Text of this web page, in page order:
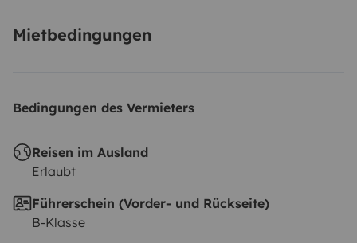
Mietbedingungen
Bedingungen des Vermieters
Reisen im Ausland
Erlaubt
Führerschein (Vorder- und Rückseite)
B-Klasse